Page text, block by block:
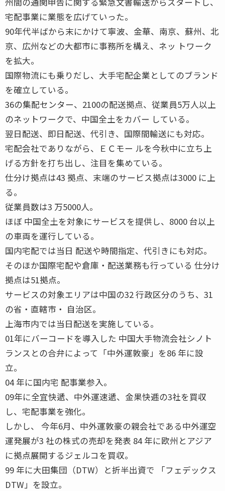
宅配事業に業態を広げていった。
90年代半ばから末にかけて寧波、金華、南京、蘇州、北
京、広州などの大都市に事務所を構え、ネッ トワーク
を拡大。
国際物流にも乗りだし、大手宅配企業としてのブランド
を確立している。
36の集配センター、2100の配送拠点、従業員5万人以上
のネットワークで、中国全土をカバー している。
翌日配送、即日配送、代引き、国際間輸送にも対応。
宅配会社でありながら、ＥＣモー ルを今秋中に立ち上
げる方針を打ち出し、注目を集めている。
仕分け拠点は43 拠点、末端のサービス拠点は3000 に上
る。
従業員数は3 万5000人。
ほぼ 中国全土を対象にサービスを提供し、8000 台以上
の車両を運行している。
国内宅配では当日 配送や時間指定、代引きにも対応。
そのほか国際宅配や倉庫・配送業務も行っている 仕分け
拠点は51拠点。
サービスの対象エリアは中国の32 行政区分のうち、31
の省・直轄市・ 自治区。
上海市内では当日配送を実施している。
01年にバーコードを導入した 中国大手物流会社シノト
ランスとの合弁によって「中外運敦豪」を86 年に設
立。
04 年に国内宅 配事業参入。
09年に全宜快遞、中外運速遞、金果快逓の3社を買収
し、宅配事業を強化。
しかし、 今年6月、中外運敦豪の親会社である中外運空
運発展が3 社の株式の売却を発表 84 年に欧州とアジア
に拠点展開するジェルコを買収。
99 年に大田集団（DTW）と折半出資で 「フェデックス
DTW」を設立。